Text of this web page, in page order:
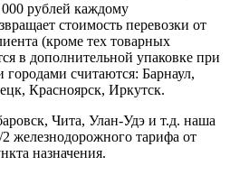
рублей каждому
стоимость перевозки от
(кроме тех товарных
в дополнительной упаковке при
считаются: Барнаул,
Красноярск, Иркутск.
Чита, Улан-Удэ и т.д. наша
железнодорожного тарифа от
назначения.